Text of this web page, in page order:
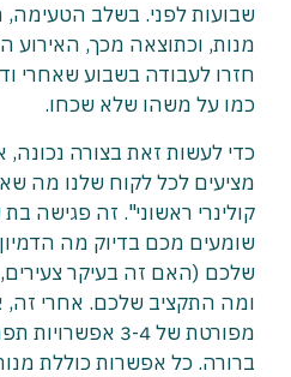
שבועות לפני. בשלב
מנות, וכתוצאה מכך, האירוע
חזרו לעבודה בשבוע שאחרי
כמו על משהו שלא שכחו.
כדי לעשות זאת בצורה נכונה,
מציעים לכל לקוח שלנו מה
קולינרי ראשוני". זה פגישה
שומעים מכם בדיוק מה
שלכם (האם זה בעיקר צעירים,
ומה התקציב שלכם. אחרי זה,
מפורטת של 3-4
ברורה. כל אפשרות כוללת